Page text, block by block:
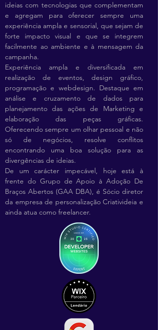
ideias com tecnologias que complementam
e agregam para oferecer sempre uma
experiência ampla e sensorial, que sejam de
forte impacto visual e que se integrem
facilmente ao ambiente e à mensagem da
campanha.
Experiência ampla e diversificada em
realização de eventos, design gráfico,
programação e webdesign. Destaque em
análise e cruzamento de dados para
planejamento das ações de Marketing e
elaboração das peças gráficas.
Oferecendo sempre um olhar pessoal e não
só de negócios, resolve conflitos
encontrando uma boa solução para as
divergências de ideias.
De um carácter impecável, hoje está à
frente do Grupo de Apoio à Adoção De
Braços Abertos (GAA DBA), é Sócio diretor
da empresa de personalização Criativideia e
ainda atua como freelancer.